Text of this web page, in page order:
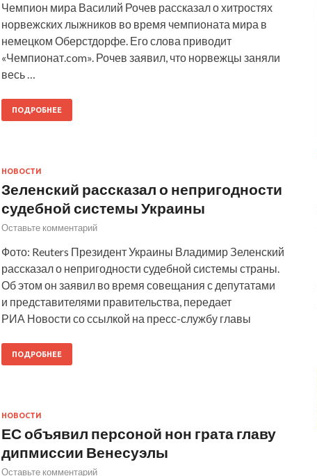
Чемпион мира Василий Рочев рассказал о хитростях
норвежских лыжников во время чемпионата мира в
немецком Оберстдорфе. Его слова приводит
«Чемпионат.com». Рочев заявил, что норвежцы заняли
весь …
ПОДРОБНЕЕ
НОВОСТИ
Зеленский рассказал о непригодности
судебной системы Украины
Оставьте комментарий
Фото: Reuters Президент Украины Владимир Зеленский
рассказал о непригодности судебной системы страны.
Об этом он заявил во время совещания с депутатами
и представителями правительства, передает
РИА Новости со ссылкой на пресс-службу главы
ПОДРОБНЕЕ
НОВОСТИ
ЕС объявил персоной нон грата главу
дипмиссии Венесуэлы
Оставьте комментарий